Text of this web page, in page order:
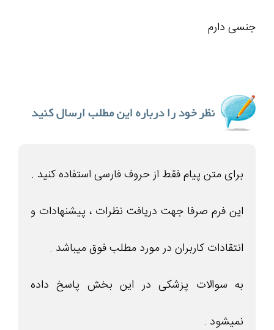
جنسی دارم
برای متن پیام فقط از حروف فارسی استفاده کنید .
این فرم صرفا جهت دریافت نظرات ، پیشنهادات و
انتقادات کاربران در مورد مطلب فوق میباشد .
به سوالات پزشکی در این بخش پاسخ داده
نمیشود .